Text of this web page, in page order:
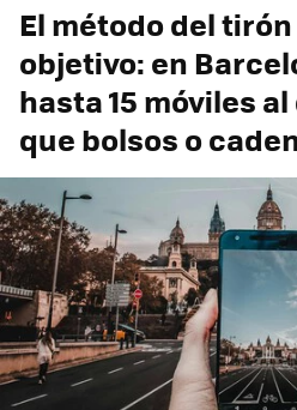
El método del
objetivo: en
hasta 15 móviles
que bolsos o